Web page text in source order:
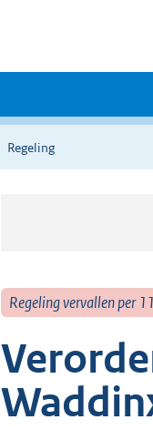
Regeling
Regeling vervallen per